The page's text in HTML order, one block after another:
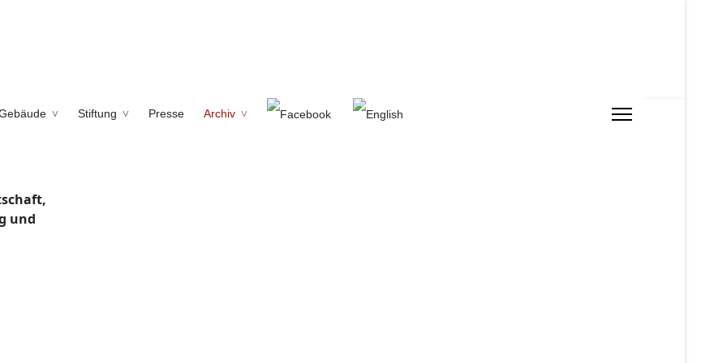
Stiftung Presse Archiv
und